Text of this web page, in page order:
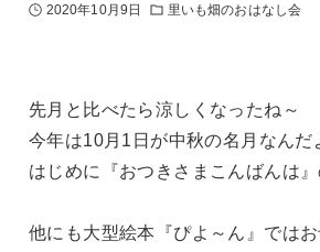
2020年10月9日 里いも畑のおはなし会
先月と比べたら涼しくなったね～
今年は10月1日が中秋の名月なんだ
はじめに『おつきさまこんばんは
他にも大型絵本『ぴよ～ん』では